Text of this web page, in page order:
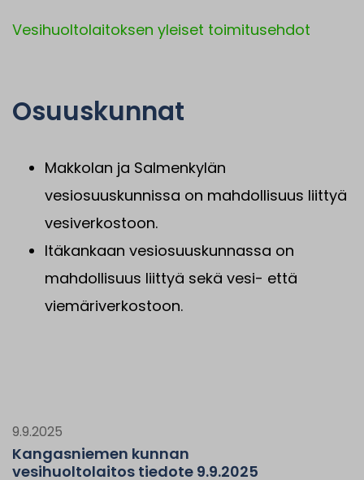
Vesihuoltolaitoksen yleiset toimitusehdot
Osuuskunnat
Makkolan ja Salmenkylän
vesiosuuskunnissa on mahdollisuus liittyä
vesiverkostoon.
Itäkankaan vesiosuuskunnassa on
mahdollisuus liittyä sekä vesi- että
viemäriverkostoon.
9.9.2025
Kangasniemen kunnan
vesihuoltolaitos tiedote 9.9.2025